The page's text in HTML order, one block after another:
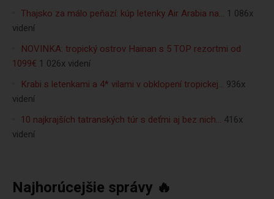
Thajsko za málo peňazí: kúp letenky Air Arabia na… 1 086x
videní
NOVINKA: tropický ostrov Hainan s 5 TOP rezortmi od
1099€ 1 026x videní
Krabi s letenkami a 4* vilami v obklopení tropickej… 936x
videní
10 najkrajších tatranských túr s deťmi aj bez nich… 416x
videní
Najhorúcejšie správy 🔥